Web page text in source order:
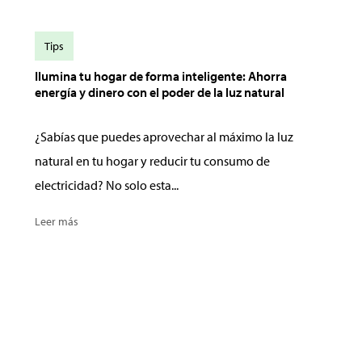
Ilumina tu hogar de forma inteligente: Ahorra
energía y dinero con el poder de la luz natural
¿Sabías que puedes aprovechar al máximo la luz
natural en tu hogar y reducir tu consumo de
electricidad? No solo esta...
Leer más
Tips